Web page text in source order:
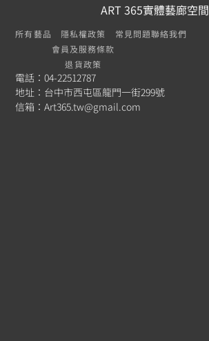
ART 365實體藝廊空間
所有藝品
隱私權政策
會員及服務條款
退貨政策
常見問題聯絡我們
電話：04-22512787
地址：台中市西屯區龍門一街299號
信箱：Art365.tw@gmail.com